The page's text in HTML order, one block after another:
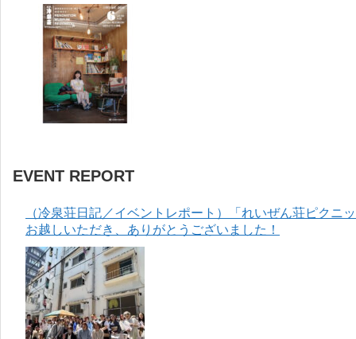
EVENT REPORT
（冷泉荘日記／イベントレポート）「れいぜん荘ピクニ
お越しいただき、ありがとうございました！